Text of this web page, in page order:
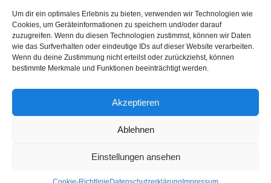
Um dir ein optimales Erlebnis zu bieten, verwenden wir Technologien wie
Cookies, um Geräteinformationen zu speichern und/oder darauf
zuzugreifen. Wenn du diesen Technologien zustimmst, können wir Daten
wie das Surfverhalten oder eindeutige IDs auf dieser Website verarbeiten.
Wenn du deine Zustimmung nicht erteilst oder zurückziehst, können
bestimmte Merkmale und Funktionen beeinträchtigt werden.
Akzeptieren
Ablehnen
Einstellungen ansehen